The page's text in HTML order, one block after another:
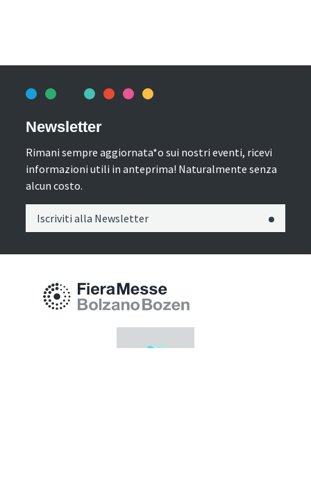
Newsletter
Rimani sempre aggiornata*o sui nostri eventi, ricevi
informazioni utili in anteprima! Naturalmente senza
alcun costo.
Iscriviti alla Newsletter